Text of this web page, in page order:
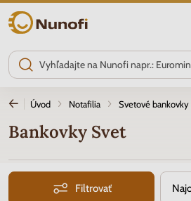
Nunofi.sk
Úvod Notafilia Svetové bankovky
Bankovky Svet
Filtrovať